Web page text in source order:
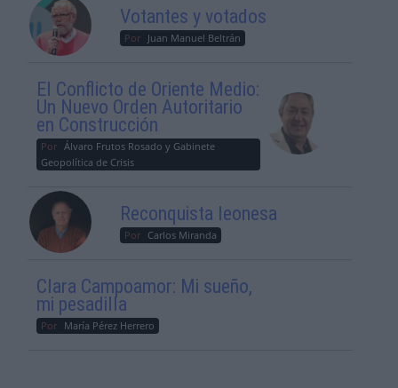
Votantes y votados
Por Juan Manuel Beltrán
El Conflicto de Oriente Medio:
Un Nuevo Orden Autoritario
en Construcción
Por Álvaro Frutos Rosado y Gabinete
Geopolítica de Crisis
Reconquista leonesa
Por Carlos Miranda
Clara Campoamor: Mi sueño,
mi pesadilla
Por María Pérez Herrero